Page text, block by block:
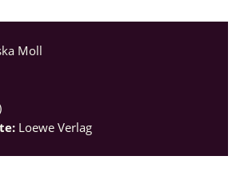
Moll
Loewe Verlag